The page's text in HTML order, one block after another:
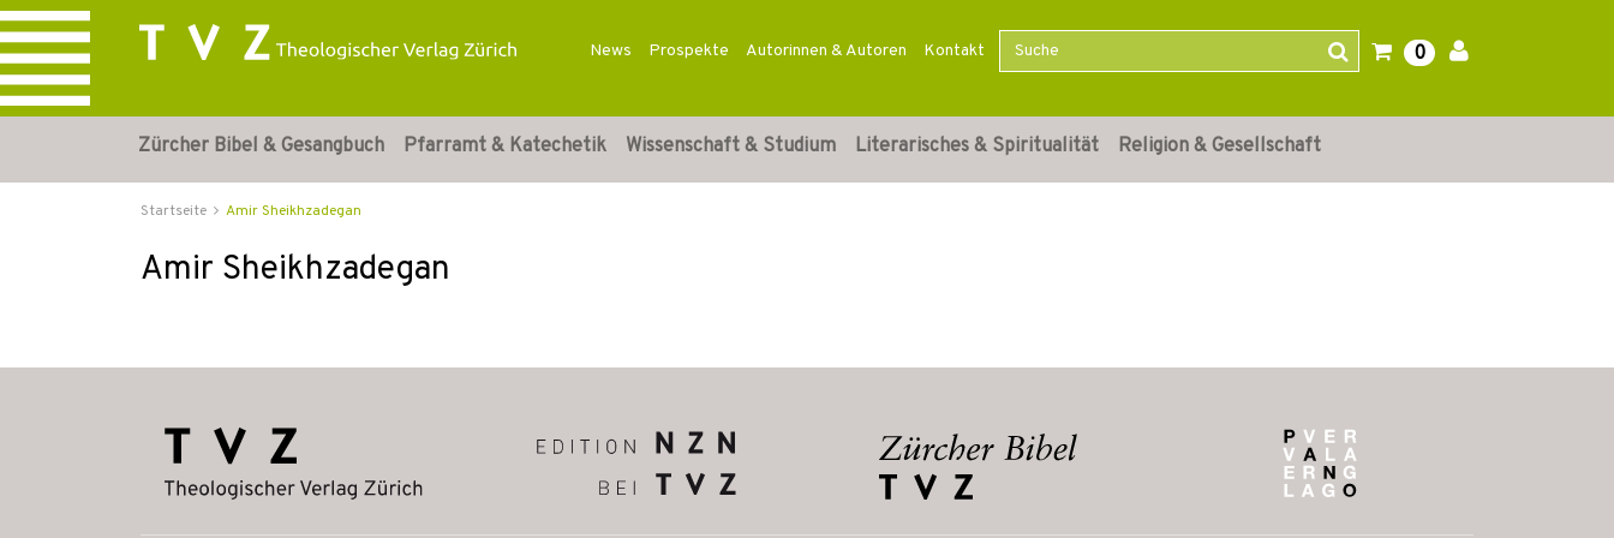
News Prospekte Autorinnen & Autoren Kontakt 0
Zürcher Bibel & Gesangbuch Pfarramt & Katechetik Wissenschaft & Studium Literarisches & Spiritualität Religion & Gesellschaft
Startseite Amir Sheikhzadegan
Amir Sheikhzadegan